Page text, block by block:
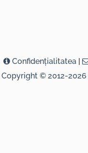
Confidenţialitatea |
Copyright © 2012-2026